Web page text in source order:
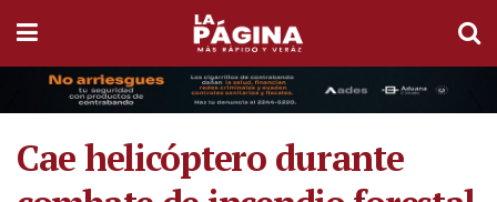
Cae helicóptero durante